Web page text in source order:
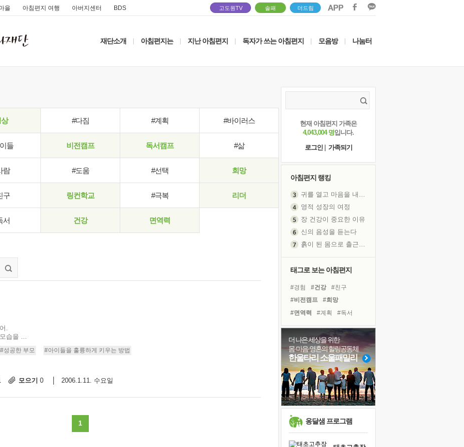
을 아침편지 여행 아버지센터 BDS 고도원TV 솔패 더드림
재단소개 아침편지는 지난 아침편지 독자가 쓰는 아침편지 모음방 나눔터
#다짐 #계획 #바이러스
들 비전캠프 독서캠프 #삶
람 #도움 #선택 희망
구 링컨학교 #극복 리더
서 건강 면역력
.
습을 ...
#성공한 부모
#아이들을 훌륭하게 키우는 방법
모으기 0 2006.1.11. 수요일
1
현재 아침편지 가족은
4,043,004 명입니다.
로그인
가족되기
아침편지 랭킹
귀를 열고 마음을 내어주고
영적 성장의 여정
장 건강이 중요한 이유
신의 음성을 듣는다
흙이 된 몸으로 출근하는 여자
졸업식 사진을 보며
아픈 아버지를 위한 공간 설계
극심한 변비, 어깨결림, 수면 장애
보고 싶은 어머니
유년 시절의 부산 영도 바다
못된 꼰대들
거울 속의 나
희망이란
'모른다'는 것
태그로 보는 아침편지
#경험 #건강
#친구
#비전캠프
#희망
#면역력
#계획
#독서
#독서캠프
#명상
#다짐
#도움
#삶
#사람
#유튜브
#선택
#리더
#위기
#나눔
#링컨학교
#바이러스
더 나은 세상을 위한
몸·마음·영혼의 힐링공동체
한울타리 소울패밀리
옹달샘 프로그램